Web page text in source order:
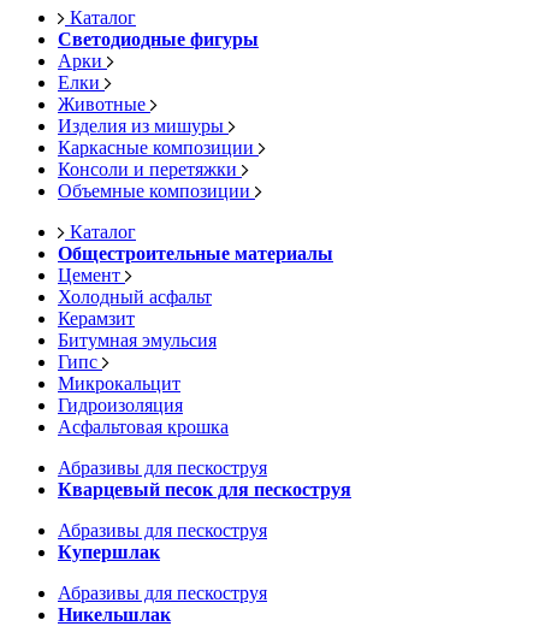
Каталог
Светодиодные фигуры
Арки
Елки
Животные
Изделия из мишуры
Каркасные композиции
Консоли и перетяжки
Объемные композиции
Каталог
Общестроительные материалы
Цемент
Холодный асфальт
Керамзит
Битумная эмульсия
Гипс
Микрокальцит
Гидроизоляция
Асфальтовая крошка
Абразивы для пескоструя
Кварцевый песок для пескоструя
Абразивы для пескоструя
Купершлак
Абразивы для пескоструя
Никельшлак